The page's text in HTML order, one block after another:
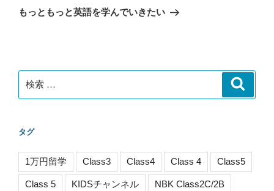
ゲ
ン
稿
の
もっともっと英語を学んでいきたい
索:
タグ
1万円留学 Class3 Class4 Class 4 Class5
Class 5 KIDSチャンネル NBK Class2C/2B